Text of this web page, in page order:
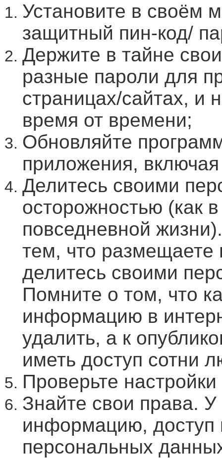
Установите в своём
защитный пин-код/
Держите в тайне
разные пароли для
страницах/сайтах, и
время от времени;
Обновляйте
приложения,
Делитесь своими
осторожностью (как
повседневной
тем, что размещаете
делитесь своими
Помните о том, что
информацию в
удалить, а к
иметь доступ сотни
Проверьте
Знайте свои права.
информацию, доступ
персональных